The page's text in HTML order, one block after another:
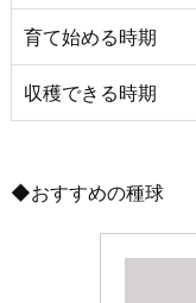
育て始める時期
収穫できる時期
◆おすすめの種球